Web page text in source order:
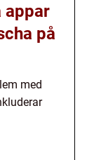
appar
på
med